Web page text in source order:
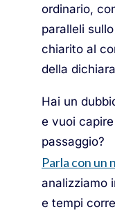
ordinario,
paralleli
chiarito al
della
Hai un
e vuoi
passaggio?
Parla con un
analizziamo
e tempi